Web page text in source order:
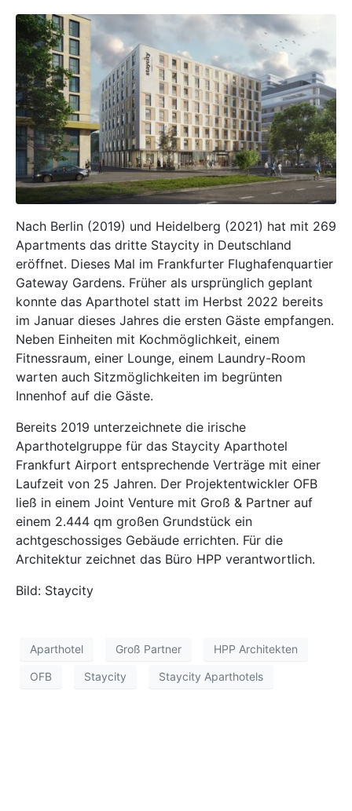
Nach Berlin (2019) und Heidelberg (2021) hat mit 269
Apartments das dritte Staycity in Deutschland
eröffnet. Dieses Mal im Frankfurter Flughafenquartier
Gateway Gardens. Früher als ursprünglich geplant
konnte das Aparthotel statt im Herbst 2022 bereits
im Januar dieses Jahres die ersten Gäste empfangen.
Neben Einheiten mit Kochmöglichkeit, einem
Fitnessraum, einer Lounge, einem Laundry-Room
warten auch Sitzmöglichkeiten im begrünten
Innenhof auf die Gäste.
Bereits 2019 unterzeichnete die irische
Aparthotelgruppe für das Staycity Aparthotel
Frankfurt Airport entsprechende Verträge mit einer
Laufzeit von 25 Jahren. Der Projektentwickler OFB
ließ in einem Joint Venture mit Groß & Partner auf
einem 2.444 qm großen Grundstück ein
achtgeschossiges Gebäude errichten. Für die
Architektur zeichnet das Büro HPP verantwortlich.
Bild: Staycity
Aparthotel Groß Partner HPP Architekten
OFB Staycity Staycity Aparthotels